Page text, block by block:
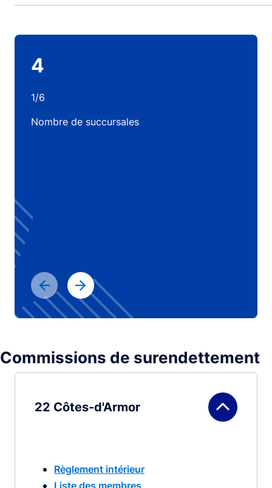
4
1/6
Nombre de succursales
Commissions de surendettement
22 Côtes-d'Armor
Règlement intérieur
Liste des membres